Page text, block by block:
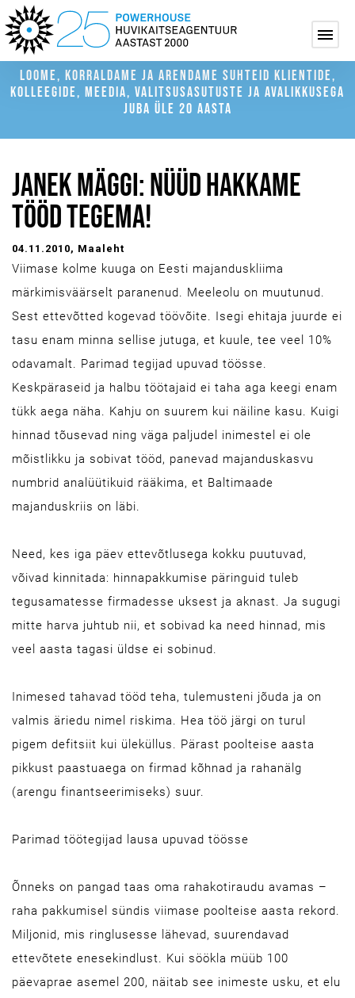
LOOME, KORRALDAME JA ARENDAME SUHTEID KLIENTIDE,
KOLLEEGIDE, MEEDIA, VALITSUSASUTUSTE JA AVALIKKUSEGA
JUBA ÜLE 20 AASTA
JANEK MÄGGI: NÜÜD HAKKAME
TÖÖD TEGEMA!
04.11.2010, Maaleht
Viimase kolme kuuga on Eesti majanduskliima
märkimisväärselt paranenud. Meeleolu on muutunud.
Sest ettevõtted kogevad töövõite. Isegi ehitaja juurde ei
tasu enam minna sellise jutuga, et kuule, tee veel 10%
odavamalt. Parimad tegijad upuvad töösse.
Keskpäraseid ja halbu töötajaid ei taha aga keegi enam
tükk aega näha. Kahju on suurem kui näiline kasu. Kuigi
hinnad tõusevad ning väga paljudel inimestel ei ole
mõistlikku ja sobivat tööd, panevad majanduskasvu
numbrid analüütikuid rääkima, et Baltimaade
majanduskriis on läbi.
Need, kes iga päev ettevõtlusega kokku puutuvad,
võivad kinnitada: hinnapakkumise päringuid tuleb
tegusamatesse firmadesse uksest ja aknast. Ja sugugi
mitte harva juhtub nii, et sobivad ka need hinnad, mis
veel aasta tagasi üldse ei sobinud.
Inimesed tahavad tööd teha, tulemusteni jõuda ja on
valmis äriedu nimel riskima. Hea töö järgi on turul
pigem defitsiit kui üleküllus. Pärast poolteise aasta
pikkust paastuaega on firmad kõhnad ja rahanälg
(arengu finantseerimiseks) suur.
Parimad töötegijad lausa upuvad töösse
Õnneks on pangad taas oma rahakotiraudu avamas –
raha pakkumisel sündis viimase poolteise aasta rekord.
Miljonid, mis ringlusesse lähevad, suurendavad
ettevõtete enesekindlust. Kui söökla müüb 100
päevaprae asemel 200, näitab see inimeste usku, et elu